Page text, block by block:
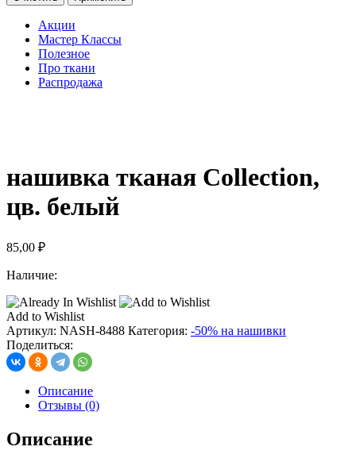
Акции
Мастер Классы
Полезное
Про ткани
Распродажа
нашивка тканая Collection,
цв. белый
85,00 ₽
Наличие:
Add to Wishlist
Артикул: NASH-8488 Категория: -50% на нашивки
Поделиться:
Описание
Отзывы (0)
Описание